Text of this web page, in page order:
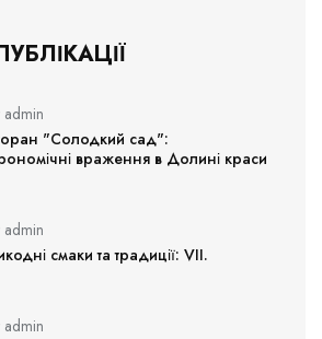
admin
"Солодкий сад":
враження в Долині краси
admin
смаки та традиції: VII.
admin